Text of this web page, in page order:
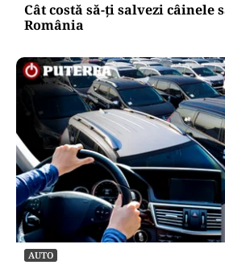
Cât costă să-ți salvezi câinele
România
AUTO